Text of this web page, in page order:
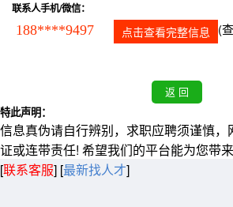
联系人手机/微信：
188****9497 点击查看完整信息 (
特此声明：
信息真伪请自行辨别，求职应聘须谨慎
证或连带责任! 希望我们的平台能为您带来
[联系客服] [最新找人才]